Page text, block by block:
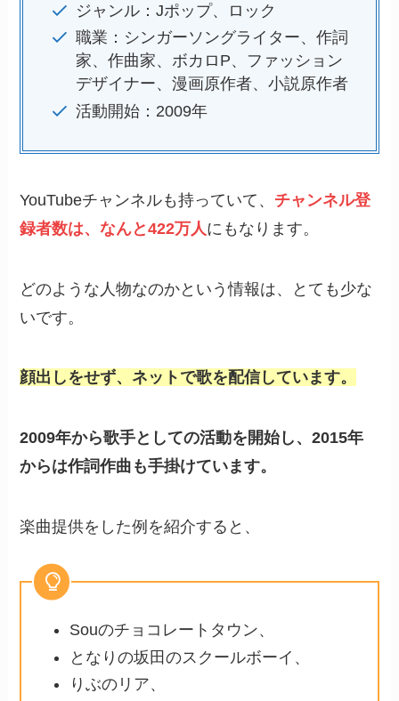
ジャンル：Jポップ、ロック
職業：シンガーソングライター、作詞
家、作曲家、ボカロP、ファッション
デザイナー、漫画原作者、小説原作者
活動開始：2009年
YouTubeチャンネルも持っていて、 チャンネル登
録者数は、なんと422万人 にもなります。
どのような人物なのかという情報は、とても少な
いです。
顔出しをせず、ネットで歌を配信しています。
2009年から歌手としての活動を開始し、2015年
からは作詞作曲も手掛けています。
楽曲提供をした例を紹介すると、
Souのチョコレートタウン、
となりの坂田のスクールボーイ、
りぶのリア、